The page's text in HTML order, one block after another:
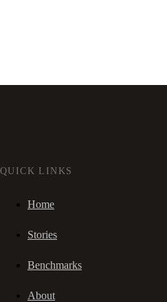
QUICK LINKS
Home
Stories
Benchmarks
About